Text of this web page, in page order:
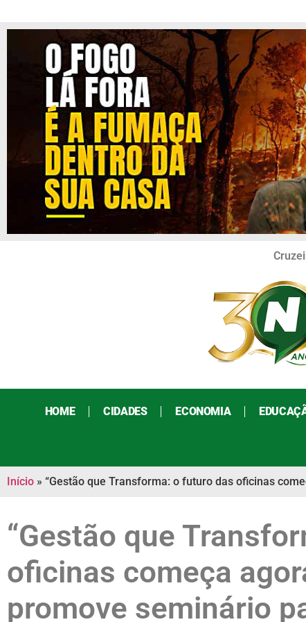
HOME CIDADES ECONOMIA
Início » “Gestão que Transforma: o futuro das oficinas
“Gestão que
oficinas começa
promove seminário